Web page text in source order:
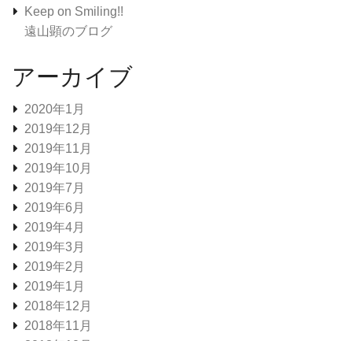
Keep on Smiling!!
遠山顕のブログ
アーカイブ
2020年1月
2019年12月
2019年11月
2019年10月
2019年7月
2019年6月
2019年4月
2019年3月
2019年2月
2019年1月
2018年12月
2018年11月